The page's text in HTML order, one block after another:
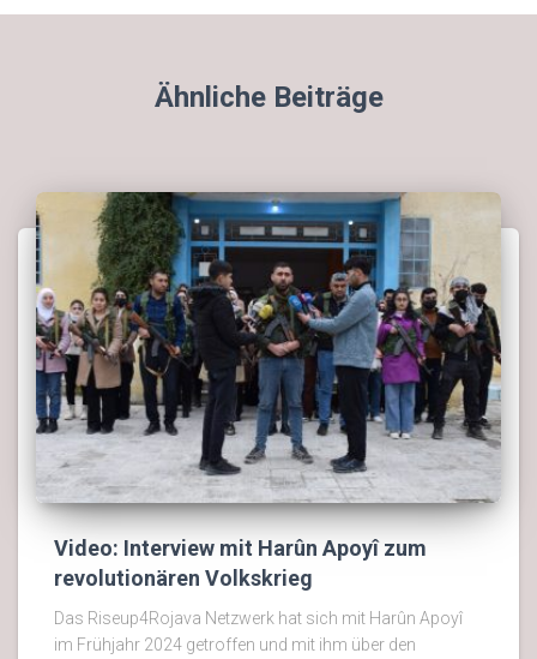
Ähnliche Beiträge
Video: Interview mit Harûn Apoyî zum
revolutionären Volkskrieg
Das Riseup4Rojava Netzwerk hat sich mit Harûn Apoyî
im Frühjahr 2024 getroffen und mit ihm über den